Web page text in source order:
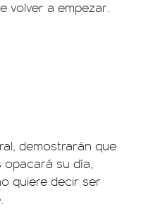
volver a empezar.
demostrarán que
su día,
quiere decir ser